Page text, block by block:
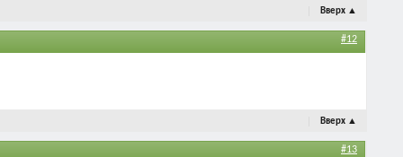
Вверх ▲
#12
Вверх ▲
#13